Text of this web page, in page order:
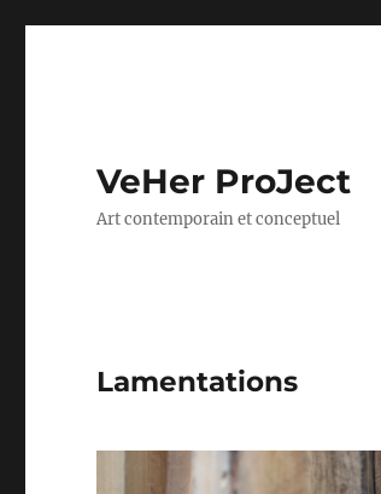
VeHer ProJect
Art contemporain et conceptuel
Lamentations